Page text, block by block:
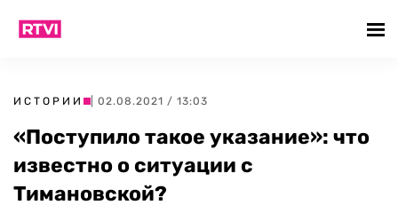
ИСТОРИИ | 02.08.2021 / 13:03
«Поступило такое указание»: что
известно о ситуации с
Тимановской?